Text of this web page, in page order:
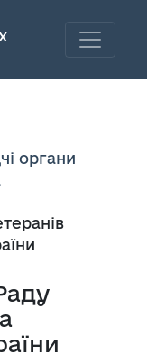
органи